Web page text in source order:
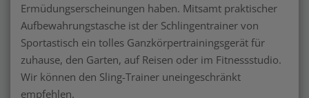
Ermüdungserscheinungen haben. Mitsamt praktischer
Aufbewahrungstasche ist der Schlingentrainer von
Sportastisch ein tolles Ganzkörpertrainingsgerät für
zuhause, den Garten, auf Reisen oder im Fitnessstudio.
Wir können den Sling-Trainer uneingeschränkt
empfehlen.